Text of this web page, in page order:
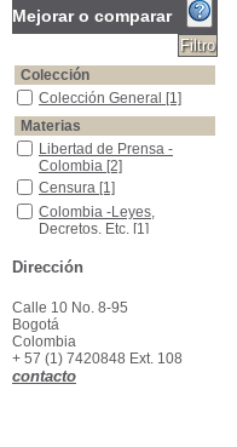
Mejorar o comparar
Colección
Colección General
Colección General [1]
Materias
Libertad de Prensa -Colombia
Libertad de Prensa -
Colombia [2]
Censura
Censura [1]
Colombia -Leyes, Decretos, Etc.
Colombia -Leyes,
Decretos, Etc. [1]
XIXLegislación -
Libertad de prensa -Colombia -
Libertad de prensa -
Colombia -Siglo
XIXLegislación -
Prensa -Legislación
Prensa -Legislación
Dirección
Calle 10 No. 8-95
Bogotá
Colombia
+ 57 (1) 7420848 Ext. 108
contacto